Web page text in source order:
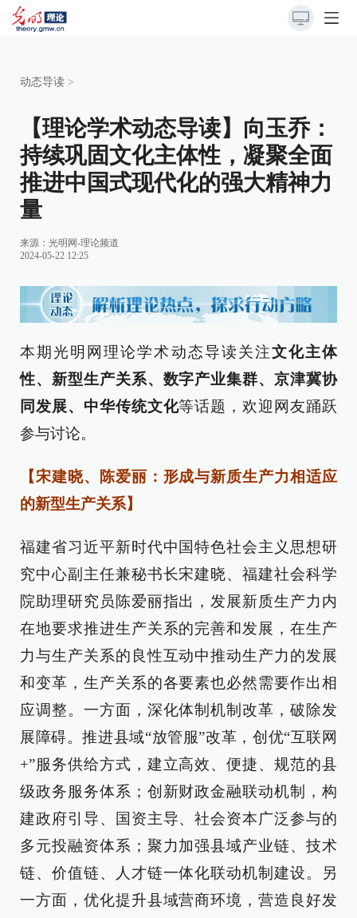
动态导读 >
【理论学术动态导读】向玉乔：
持续巩固文化主体性，凝聚全面
推进中国式现代化的强大精神力
量
来源： 光明网-理论频道
2024-05-22 12:25
本期光明网理论学术动态导读关注文化主体
性、新型生产关系、数字产业集群、京津冀协
同发展、中华传统文化等话题，欢迎网友踊跃
参与讨论。
【宋建晓、陈爱丽：形成与新质生产力相适应
的新型生产关系】
福建省习近平新时代中国特色社会主义思想研
究中心副主任兼秘书长宋建晓、福建社会科学
院助理研究员陈爱丽指出，发展新质生产力内
在地要求推进生产关系的完善和发展，在生产
力与生产关系的良性互动中推动生产力的发展
和变革，生产关系的各要素也必然需要作出相
应调整。一方面，深化体制机制改革，破除发
展障碍。推进县域“放管服”改革，创优“互联网
+”服务供给方式，建立高效、便捷、规范的县
级政务服务体系；创新财政金融联动机制，构
建政府引导、国资主导、社会资本广泛参与的
多元投融资体系；聚力加强县域产业链、技术
链、价值链、人才链一体化联动机制建设。另
一方面，优化提升县域营商环境，营造良好发